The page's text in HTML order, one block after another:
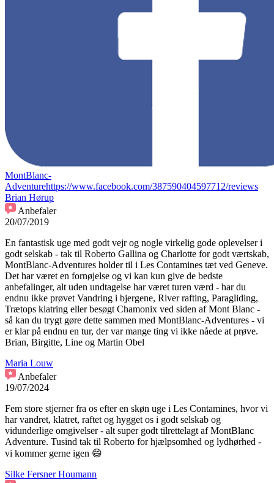
MontBlanc-
Adventurehttps://www.facebook.com/387590404597712/reviews
Brian Hørup
Anbefaler
20/07/2019
En fantastisk uge med godt vejr og nogle virkelig gode oplevelser i
godt selskab - tak til Roberto Gallina og Charlotte for godt værtskab,
MontBlanc-Adventures holder til i Les Contamines tæt ved Geneve.
Det har været en fornøjelse og vi kan kun give de bedste
anbefalinger, alt uden undtagelse har været turen værd - har du
endnu ikke prøvet Vandring i bjergene, River rafting, Paragliding,
Trætops klatring eller besøgt Chamonix ved siden af Mont Blanc -
så kan du trygt gøre dette sammen med MontBlanc-Adventures - vi
er klar på endnu en tur, der var mange ting vi ikke nåede at prøve.
Brian, Birgitte, Line og Martin Obel
Maria Louw
Anbefaler
19/07/2024
Fem store stjerner fra os efter en skøn uge i Les Contamines, hvor vi
har vandret, klatret, raftet og hygget os i godt selskab og
vidunderlige omgivelser - alt super godt tilrettelagt af MontBlanc
Adventure. Tusind tak til Roberto for hjælpsomhed og lydhørhed -
vi kommer gerne igen 😄
Silke Fersner Houmann